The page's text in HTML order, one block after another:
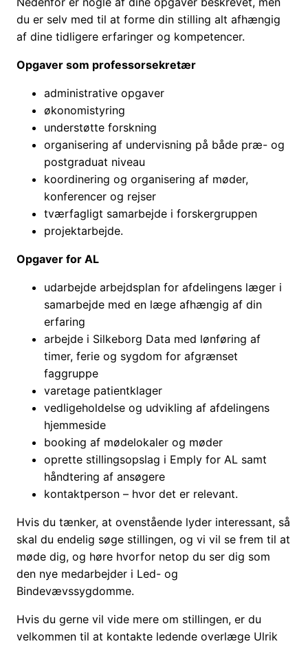
du er selv med til at forme din stilling alt afhængig
af dine tidligere erfaringer og kompetencer.
Opgaver som professorsekretær
administrative opgaver
økonomistyring
understøtte forskning
organisering af undervisning på både præ- og
postgraduat niveau
koordinering og organisering af møder,
konferencer og rejser
tværfagligt samarbejde i forskergruppen
projektarbejde.
Opgaver for AL
udarbejde arbejdsplan for afdelingens læger i
samarbejde med en læge afhængig af din
erfaring
arbejde i Silkeborg Data med lønføring af
timer, ferie og sygdom for afgrænset
faggruppe
varetage patientklager
vedligeholdelse og udvikling af afdelingens
hjemmeside
booking af mødelokaler og møder
oprette stillingsopslag i Emply for AL samt
håndtering af ansøgere
kontaktperson – hvor det er relevant.
Hvis du tænker, at ovenstående lyder interessant, så
skal du endelig søge stillingen, og vi vil se frem til at
møde dig, og høre hvorfor netop du ser dig som
den nye medarbejder i Led- og
Bindevævssygdomme.
Hvis du gerne vil vide mere om stillingen, er du
velkommen til at kontakte ledende overlæge Ulrik